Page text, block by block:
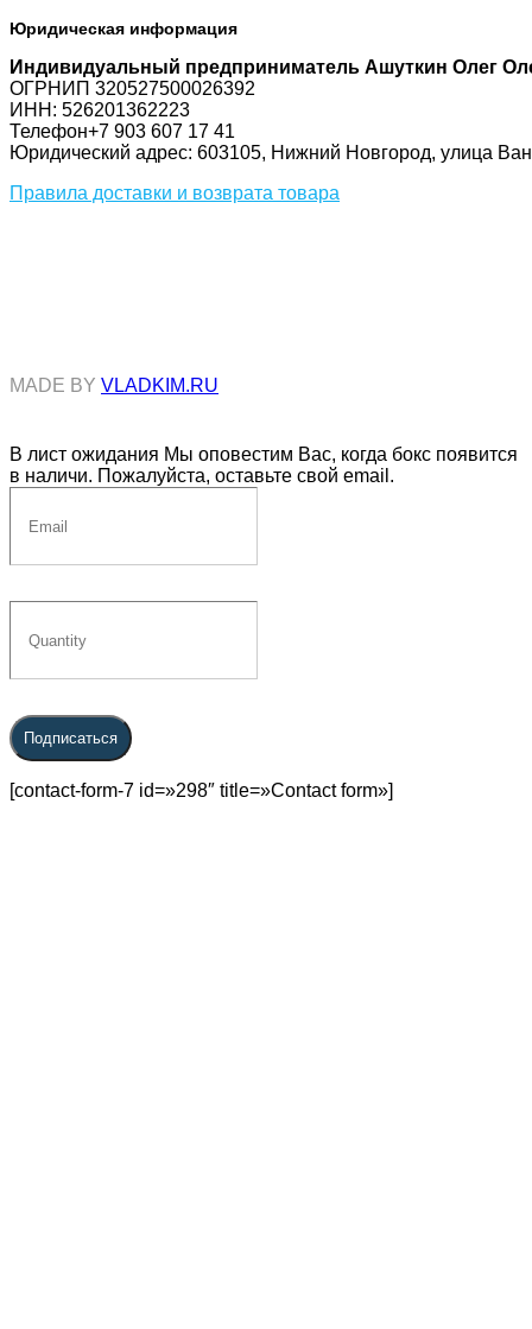
Юридическая информация
Индивидуальный предприниматель Ашуткин Олег
ОГРНИП 320527500026392
ИНН: 526201362223
Телефон+7 903 607 17 41
Юридический адрес: 603105, Нижний Новгород, улица
Правила доставки и возврата товара
MADE BY VLADKIM.RU
В лист ожидания Мы оповестим Вас, когда бокс появится
в наличи. Пожалуйста, оставьте свой email.
Подписаться
[contact-form-7 id=»298″ title=»Contact form»]